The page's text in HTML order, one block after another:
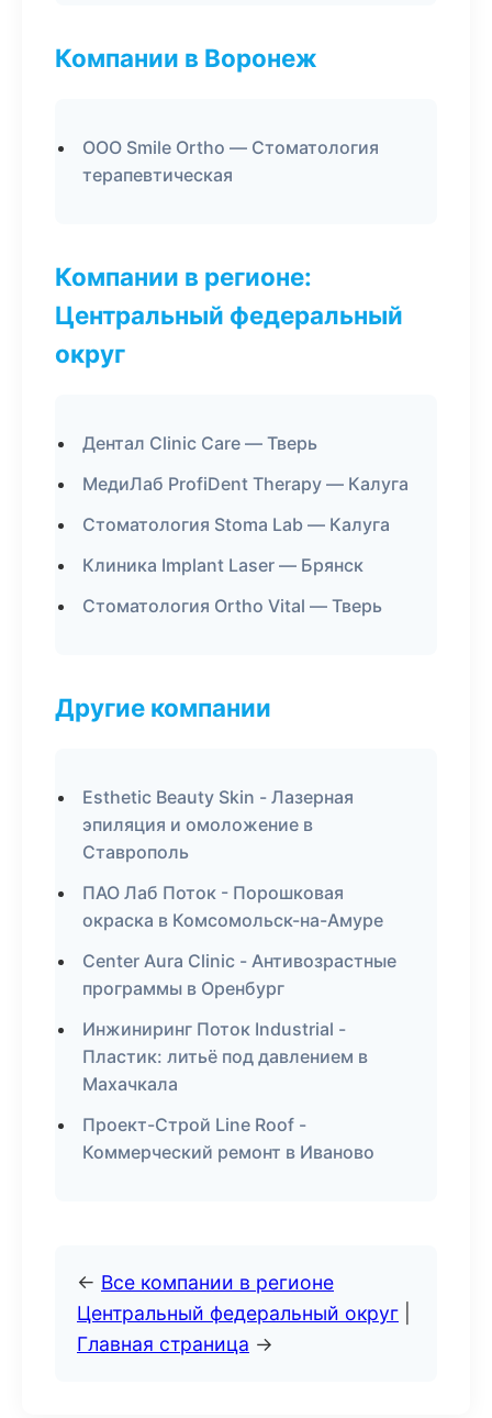
Компании в Воронеж
ООО Smile Ortho — Стоматология
терапевтическая
Компании в регионе:
Центральный федеральный
округ
Дентал Clinic Care — Тверь
МедиЛаб ProfiDent Therapy — Калуга
Стоматология Stoma Lab — Калуга
Клиника Implant Laser — Брянск
Стоматология Ortho Vital — Тверь
Другие компании
Esthetic Beauty Skin - Лазерная
эпиляция и омоложение в
Ставрополь
ПАО Лаб Поток - Порошковая
окраска в Комсомольск-на-Амуре
Center Aura Clinic - Антивозрастные
программы в Оренбург
Инжиниринг Поток Industrial -
Пластик: литьё под давлением в
Махачкала
Проект-Строй Line Roof -
Коммерческий ремонт в Иваново
← Все компании в регионе
Центральный федеральный округ
Главная страница →